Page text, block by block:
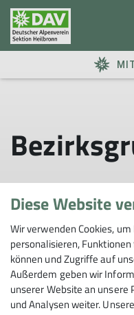
Sektion
Diese Website
Wir verwenden Cookies,
personalisieren,
können und Zugriffe auf
Außerdem geben wir
unserer Website an unsere
und Analysen weiter.